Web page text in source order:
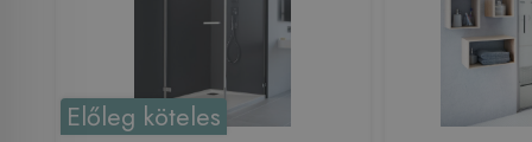
Előleg köteles